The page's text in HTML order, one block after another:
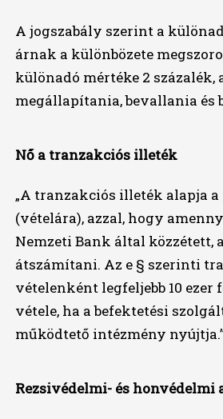
A jogszabály szerint a
árnak a különbözete
különadó mértéke 2
megállapítania, bevallania és
Nő a tranzakciós illeték
„A tranzakciós illeték alapja
(vételára), azzal, hogy
Nemzeti Bank által
átszámítani. Az e § szerinti
vételenként legfeljebb 10
vétele, ha a befektetési
működtető intézmény
Rezsivédelmi- és honvédelmi